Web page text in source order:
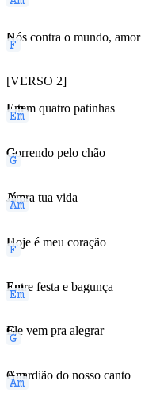
F
Nós contra o mundo, amor
[VERSO 2]
Em
E tem quatro patinhas
G
Correndo pelo chão
Am
Já era tua vida
F
Hoje é meu coração
Em
Entre festa e bagunça
G
Ele vem pra alegrar
Am
Guardião do nosso canto